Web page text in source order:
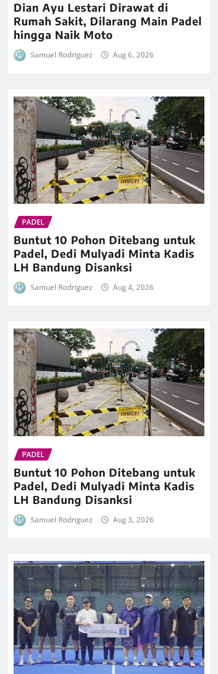
Dian Ayu Lestari Dirawat di
Rumah Sakit, Dilarang Main Padel
hingga Naik Moto
Samuel Rodriguez Aug 6, 2026
PADEL
Buntut 10 Pohon Ditebang untuk
Padel, Dedi Mulyadi Minta Kadis
LH Bandung Disanksi
Samuel Rodriguez Aug 4, 2026
PADEL
Buntut 10 Pohon Ditebang untuk
Padel, Dedi Mulyadi Minta Kadis
LH Bandung Disanksi
Samuel Rodriguez Aug 3, 2026